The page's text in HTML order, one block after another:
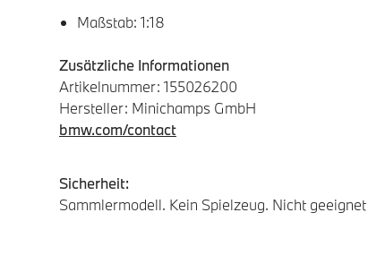
Maßstab: 1:18
Zusätzliche Informationen
Artikelnummer: 155026200
Hersteller: Minichamps GmbH
bmw.com/contact
Sicherheit:
Sammlermodell. Kein Spielzeug. Nicht